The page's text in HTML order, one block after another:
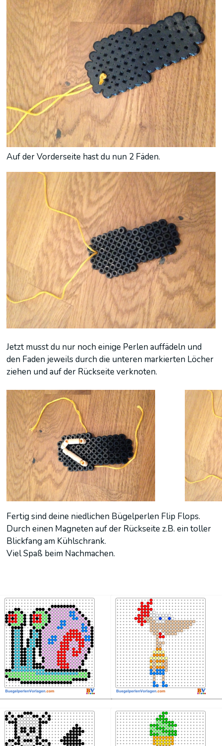
Auf der Vorderseite hast du nun 2 Fäden.
Jetzt musst du nur noch einige Perlen auffädeln und
den Faden jeweils durch die unteren markierten Löcher
ziehen und auf der Rückseite verknoten.
Fertig sind deine niedlichen Bügelperlen Flip Flops.
Durch einen Magneten auf der Rückseite z.B. ein toller
Blickfang am Kühlschrank.
Viel Spaß beim Nachmachen.